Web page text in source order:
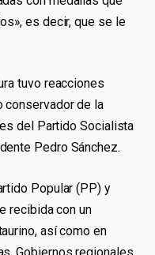
es decir, que se le
tuvo reacciones
conservador de la
del Partido Socialista
Pedro Sánchez.
Popular (PP) y
recibida con un
así como en